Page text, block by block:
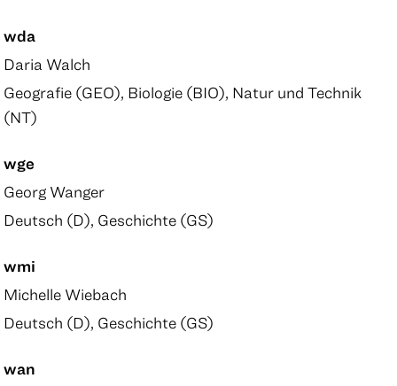
wda
Daria Walch
Geografie (GEO), Biologie (BIO), Natur und Technik
(NT)
wge
Georg Wanger
Deutsch (D), Geschichte (GS)
wmi
Michelle Wiebach
Deutsch (D), Geschichte (GS)
wan